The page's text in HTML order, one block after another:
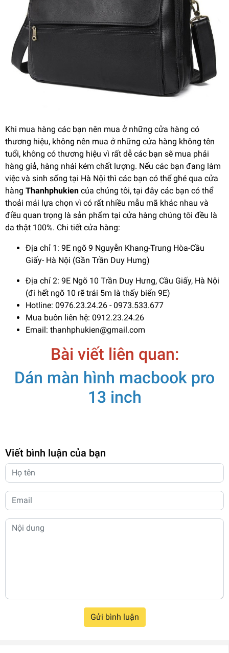
Khi mua hàng các bạn nên mua ở những cửa hàng có
thương hiệu, không nên mua ở những cửa hàng không tên
tuổi, không có thương hiệu vì rất dễ các bạn sẽ mua phải
hàng giả, hàng nhái kém chất lượng. Nếu các bạn đang làm
việc và sinh sống tại Hà Nội thì các bạn có thể ghé qua cửa
hàng Thanhphukien của chúng tôi, tại đây các bạn có thể
thoải mái lựa chọn vì có rất nhiều mẫu mã khác nhau và
điều quan trọng là sản phẩm tại cửa hàng chúng tôi đều là
da thật 100%. Chi tiết cửa hàng:
Địa chỉ 1: 9E ngõ 9 Nguyễn Khang-Trung Hòa-Cầu
Giấy- Hà Nội (Gần Trần Duy Hưng)
Địa chỉ 2: 9E Ngõ 10 Trần Duy Hưng, Cầu Giấy, Hà Nội
(đi hết ngõ 10 rẽ trái 5m là thấy biển 9E)
Hotline: 0976.23.24.26 - 0973.533.677
Mua buôn liên hệ: 0912.23.24.26
Email: thanhphukien@gmail.com
Bài viết liên quan:
Dán màn hình macbook pro
13 inch
Viết bình luận của bạn
Gửi bình luận